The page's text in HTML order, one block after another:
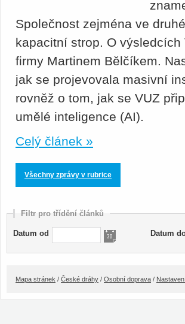
Společnost zejména ve
kapacitní strop. O
firmy Martinem Bělčíkem.
jak se projevovala masivní
rovněž o tom, jak se VUZ
umělé inteligence (AI).
Celý článek »
Všechny zprávy v rubrice
Filtr pro třídění článků
Datum od Datum
Mapa stránek / České dráhy / Osobní doprava /